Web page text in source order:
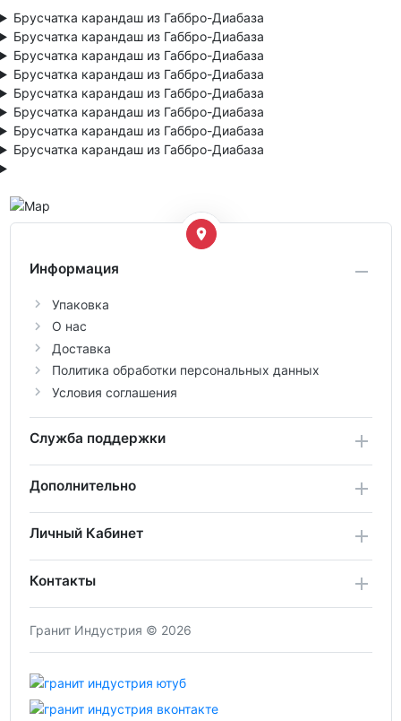
Брусчатка карандаш из Габбро-Диабаза
Брусчатка карандаш из Габбро-Диабаза
Брусчатка карандаш из Габбро-Диабаза
Брусчатка карандаш из Габбро-Диабаза
Брусчатка карандаш из Габбро-Диабаза
Брусчатка карандаш из Габбро-Диабаза
Брусчатка карандаш из Габбро-Диабаза
Брусчатка карандаш из Габбро-Диабаза
Информация
Упаковка
О нас
Доставка
Политика обработки персональных данных
Условия соглашения
Служба поддержки
Дополнительно
Личный Кабинет
Контакты
Гранит Индустрия © 2026